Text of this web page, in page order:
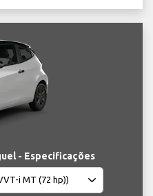
- Especificações